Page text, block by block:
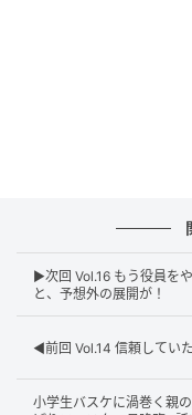
▶︎次回 Vol.16 もう役員を
と、予想外の展開が！
◀︎前回 Vol.14 信頼してい
小学生バスケに渦巻く親